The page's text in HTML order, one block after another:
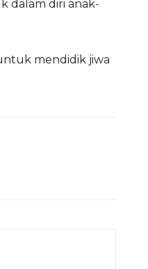
dalam diri anak-
mendidik jiwa